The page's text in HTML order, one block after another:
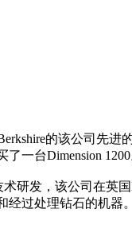
的该公司先
一台Dimension 1200
研发，该公司在英
经过处理钻石的机